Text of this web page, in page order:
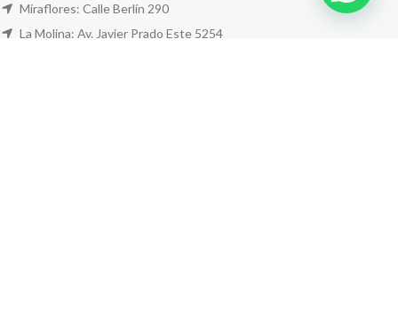
Miraflores: Calle Berlín 290
La Molina: Av. Javier Prado Este 5254